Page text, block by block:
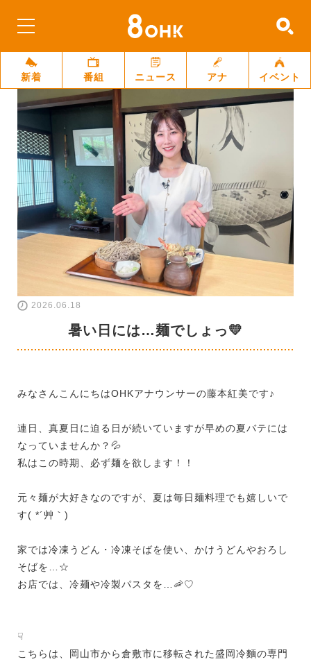
新着 番組 ニュース アナ イベント
2026.06.18
暑い日には…麺でしょっ💛
みなさんこんにちはOHKアナウンサーの藤本紅美です♪
連日、真夏日に迫る日が続いていますが早めの夏バテには
なっていませんか？💦
私はこの時期、必ず麺を欲します！！
元々麺が大好きなのですが、夏は毎日麺料理でも嬉しいで
す( *´艸｀)
家では冷凍うどん・冷凍そばを使い、かけうどんやおろし
そばを…☆
お店では、冷麺や冷製パスタを…🦐♡
☟
こちらは、岡山市から倉敷市に移転された盛岡冷麵の専門